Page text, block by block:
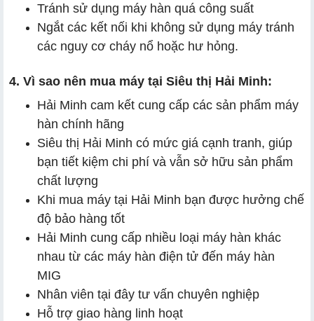
Tránh sử dụng máy hàn quá công suất
Ngắt các kết nối khi không sử dụng máy tránh
các nguy cơ cháy nổ hoặc hư hỏng.
4. Vì sao nên mua máy tại Siêu thị Hải Minh:
Hải Minh cam kết cung cấp các sản phẩm máy
hàn chính hãng
Siêu thị Hải Minh có mức giá cạnh tranh, giúp
bạn tiết kiệm chi phí và vẫn sở hữu sản phẩm
chất lượng
Khi mua máy tại Hải Minh bạn được hưởng chế
độ bảo hàng tốt
Hải Minh cung cấp nhiều loại máy hàn khác
nhau từ các máy hàn điện tử đến máy hàn
MIG
Nhân viên tại đây tư vấn chuyên nghiệp
Hỗ trợ giao hàng linh hoạt